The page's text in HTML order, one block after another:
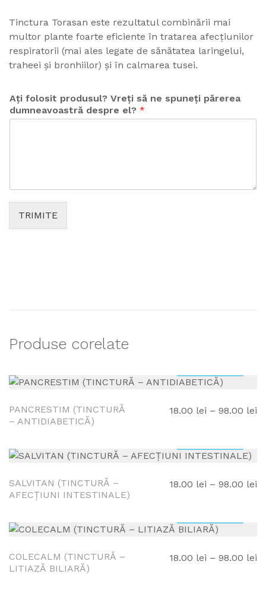
Tinctura Torasan este rezultatul combinării mai
multor plante foarte eficiente în tratarea afecțiunilor
respiratorii (mai ales legate de sănătatea laringelui,
traheei și bronhiilor) și în calmarea tusei.
Ați folosit produsul? Vreți să ne spuneți părerea
dumneavoastră despre el? *
TRIMITE
Produse corelate
OPȚIUNEA!
PANCRESTIM (TINCTURĂ
– ANTIDIABETICĂ)
18.00 lei – 98.00 lei
OPȚIUNEA!
SALVITAN (TINCTURĂ –
AFECȚIUNI INTESTINALE)
18.00 lei – 98.00 lei
OPȚIUNEA!
COLECALM (TINCTURĂ –
LITIAZĂ BILIARĂ)
18.00 lei – 98.00 lei